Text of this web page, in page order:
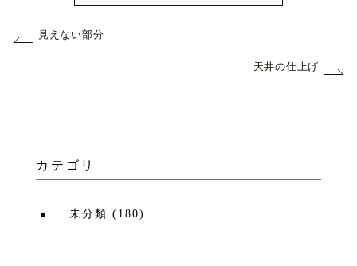
見えない部分
天井の仕上げ
カテゴリ
未分類 ( 180)